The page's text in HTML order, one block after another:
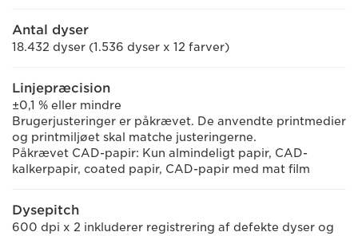
Antal dyser
18.432 dyser (1.536 dyser x 12 farver)
Linjepræcision
±0,1 % eller mindre
Brugerjusteringer er påkrævet. De anvendte printmedier
og printmiljøet skal matche justeringerne.
Påkrævet CAD-papir: Kun almindeligt papir, CAD-
kalkerpapir, coated papir, CAD-papir med mat film
Dysepitch
600 dpi x 2 inkluderer registrering af defekte dyser og